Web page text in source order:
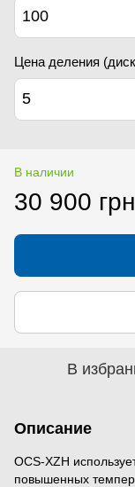
100
Цена деления
5
В наличии
30 900 грн
В
Описание
OCS-XZH
повышенных